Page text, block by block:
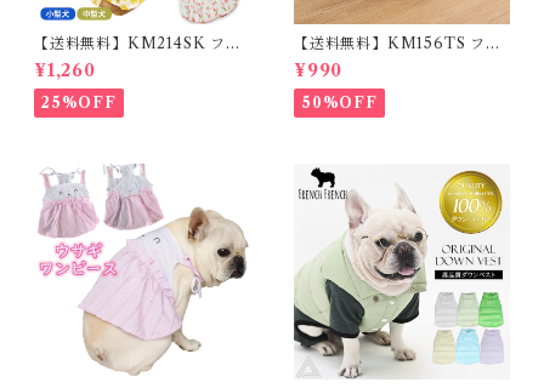
【送料無料】KM214SK フレ
ブル 女の子 スカート ワンピー
ス夏 フリル 犬服 ドックウェア
¥1,260
25%OFF
【送料無料】KM156TS フレ
ブル Tシャツ フレンチブルド
ック レモン柄 犬服 ドックウェ
ア
¥990
50%OFF